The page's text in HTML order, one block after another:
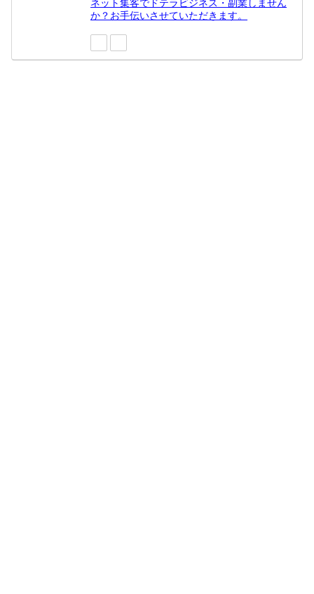
ネット集客でドテラビジネス・副業しません
か？お手伝いさせていただきます。